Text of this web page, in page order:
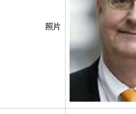
照片